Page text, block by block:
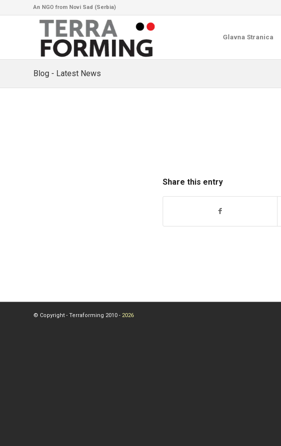
An NGO from Novi Sad (Serbia)
Glavna Stranica
Blog - Latest News
Share this entry
© Copyright - Terraforming 2010 - 2026